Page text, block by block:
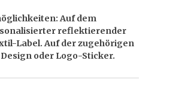
Auf dem
reflektierender
Label. Auf der zugehörigen
oder Logo-Sticker.